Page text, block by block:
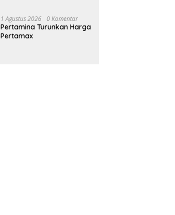
1 Agustus 2026 0 Komentar
Pertamina Turunkan Harga
Pertamax